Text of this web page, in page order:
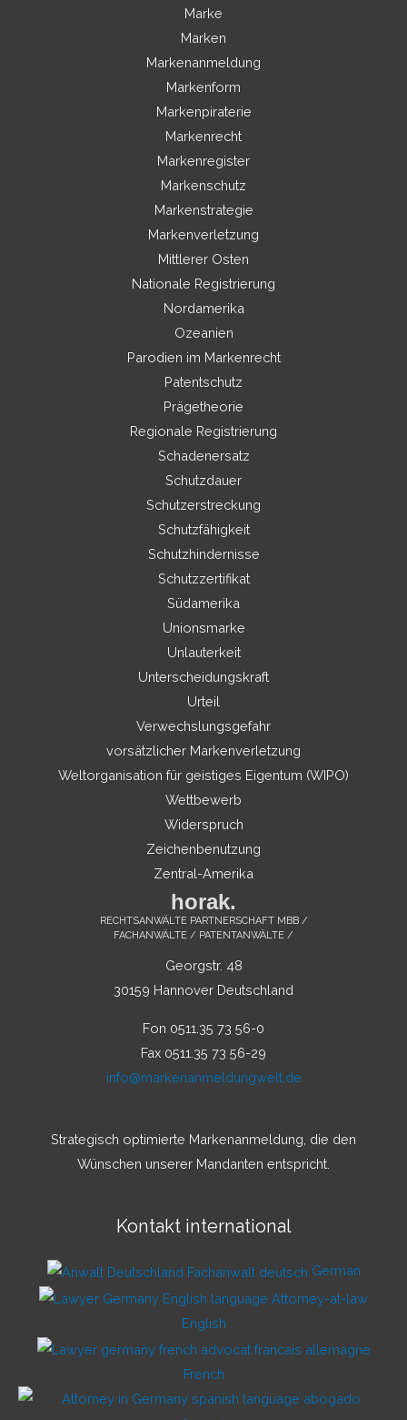
Marke
Marken
Markenanmeldung
Markenform
Markenpiraterie
Markenrecht
Markenregister
Markenschutz
Markenstrategie
Markenverletzung
Mittlerer Osten
Nationale Registrierung
Nordamerika
Ozeanien
Parodien im Markenrecht
Patentschutz
Prägetheorie
Regionale Registrierung
Schadenersatz
Schutzdauer
Schutzerstreckung
Schutzfähigkeit
Schutzhindernisse
Schutzzertifikat
Südamerika
Unionsmarke
Unlauterkeit
Unterscheidungskraft
Urteil
Verwechslungsgefahr
vorsätzlicher Markenverletzung
Weltorganisation für geistiges Eigentum (WIPO)
Wettbewerb
Widerspruch
Zeichenbenutzung
Zentral-Amerika
horak.
RECHTSANWÄLTE PARTNERSCHAFT MBB /
FACHANWÄLTE / PATENTANWÄLTE /
Georgstr. 48
30159 Hannover Deutschland
Fon 0511.35 73 56-0
Fax 0511.35 73 56-29
info@markenanmeldungwelt.de
Strategisch optimierte Markenanmeldung, die den
Wünschen unserer Mandanten entspricht.
Kontakt international
German
English
French